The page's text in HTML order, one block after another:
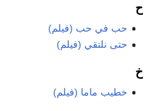
ح
حب في حب (فيلم)
حتى نلتقي (فيلم)
خ
خطيب ماما (فيلم)